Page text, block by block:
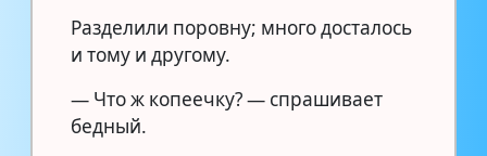
Разделили поровну; много досталось
и тому и другому.
— Что ж копеечку? — спрашивает
бедный.